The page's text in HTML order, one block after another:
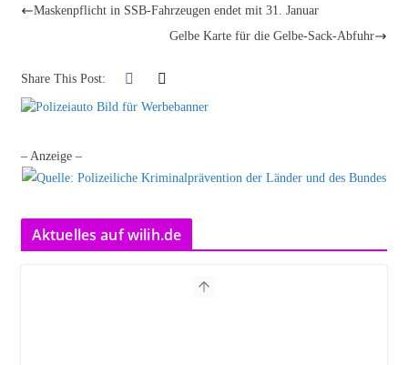
Maskenpflicht in SSB-Fahrzeugen endet mit 31. Januar
Gelbe Karte für die Gelbe-Sack-Abfuhr
Share This Post:
– Anzeige –
Aktuelles auf wilih.de